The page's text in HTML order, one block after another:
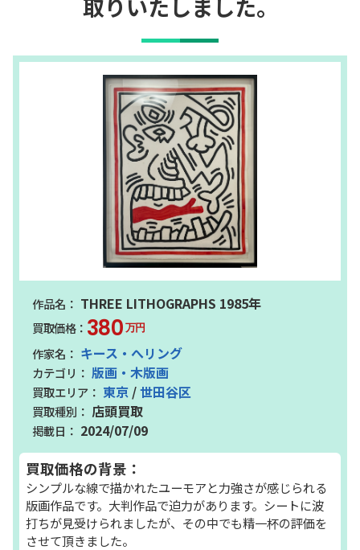
取りいたしました。
THREE LITHOGRAPHS 1985年
380万円
キース・へリング
版画・木版画
東京 /世田谷区
店頭買取
2024/07/09
買取価格の背景：
シンプルな線で描かれたユーモアと力強さが感じられる
版画作品です。大判作品で迫力があります。シートに波
打ちが見受けられましたが、その中でも精一杯の評価を
させて頂きました。